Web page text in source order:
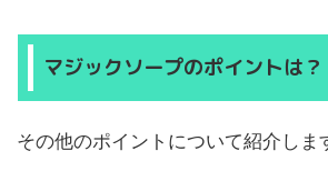
マジックソープのポイントは？
その他のポイントについて紹介しま